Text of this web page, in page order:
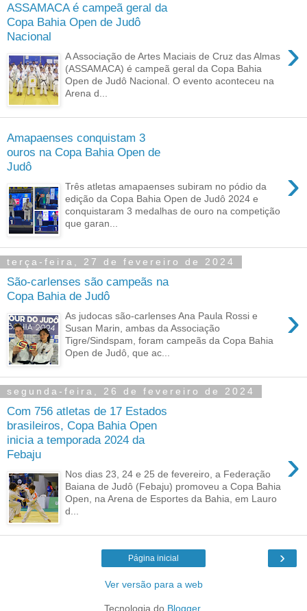
ASSAMACA é campeã geral da
Copa Bahia Open de Judô
Nacional
›
A Associação de Artes Maciais de Cruz das Almas
(ASSAMACA) é campeã geral da Copa Bahia
Open de Judô Nacional. O evento aconteceu na
Arena d...
Amapaenses conquistam 3
ouros na Copa Bahia Open de
Judô
›
Três atletas amapaenses subiram no pódio da
edição da Copa Bahia Open de Judô 2024 e
conquistaram 3 medalhas de ouro na competição
que garan...
terça-feira, 27 de fevereiro de 2024
São-carlenses são campeãs na
Copa Bahia de Judô
›
As judocas são-carlenses Ana Paula Rossi e
Susan Marin, ambas da Associação
Tigre/Sindspam, foram campeãs da Copa Bahia
Open de Judô, que ac...
segunda-feira, 26 de fevereiro de 2024
Com 756 atletas de 17 Estados
brasileiros, Copa Bahia Open
inicia a temporada 2024 da
Febaju
›
Nos dias 23, 24 e 25 de fevereiro, a Federação
Baiana de Judô (Febaju) promoveu a Copa Bahia
Open, na Arena de Esportes da Bahia, em Lauro
d...
›
Página inicial
Ver versão para a web
Tecnologia do Blogger.